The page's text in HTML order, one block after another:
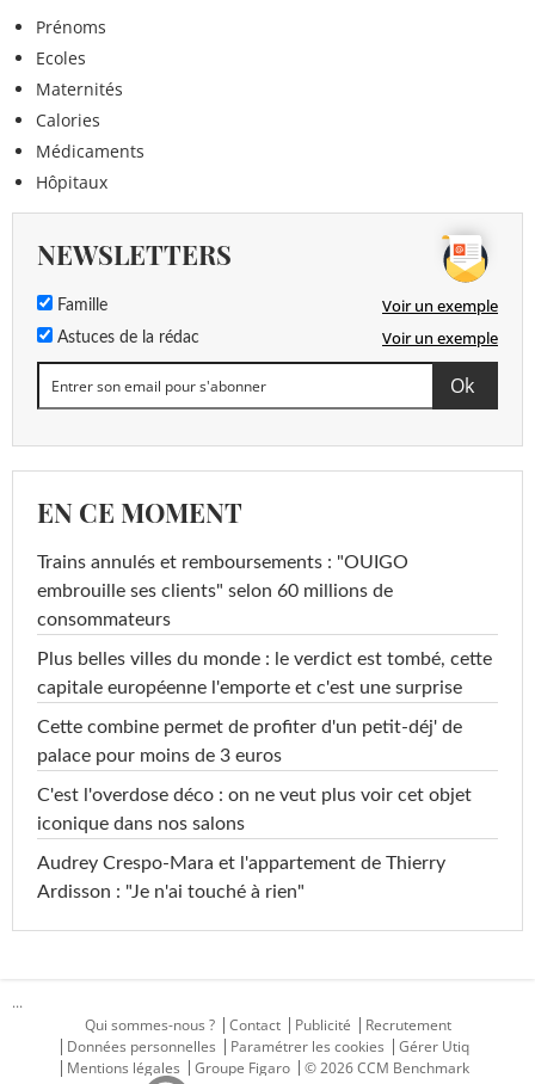
Prénoms
Ecoles
Maternités
Calories
Médicaments
Hôpitaux
NEWSLETTERS
Famille Voir un exemple
Astuces de la rédac Voir un exemple
EN CE MOMENT
Trains annulés et remboursements : "OUIGO
embrouille ses clients" selon 60 millions de
consommateurs
Plus belles villes du monde : le verdict est tombé, cette
capitale européenne l'emporte et c'est une surprise
Cette combine permet de profiter d'un petit-déj' de
palace pour moins de 3 euros
C'est l'overdose déco : on ne veut plus voir cet objet
iconique dans nos salons
Audrey Crespo-Mara et l'appartement de Thierry
Ardisson : "Je n'ai touché à rien"
...
Qui sommes-nous ?
Contact Publicité
Recrutement
Données personnelles
Paramétrer les cookies
Gérer Utiq
Mentions légales
Groupe Figaro © 2026 CCM Benchmark